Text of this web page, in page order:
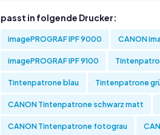
passt in folgende Drucker:
imagePROGRAF IPF 9000 CANON
imagePROGRAF IPF 9100
Tintenpatrone blau Tintenpatrone
CANON Tintenpatrone schwarz matt
CANON Tintenpatrone fotograu